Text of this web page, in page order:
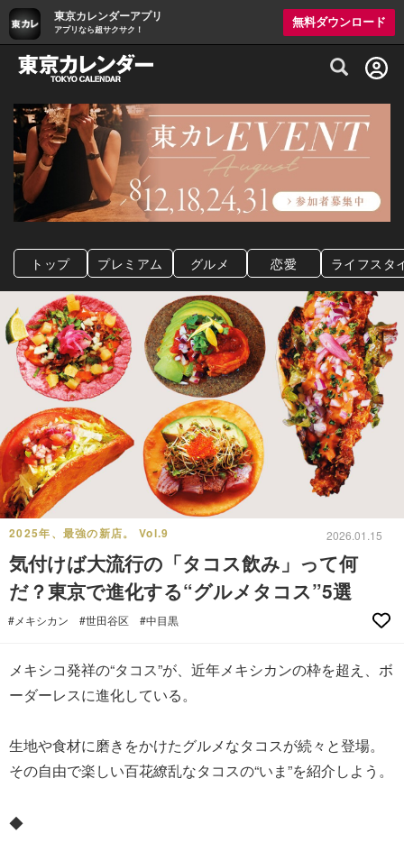
東京カレンダーアプリ
アプリなら超サクサク！
無料ダウンロード
グルメ情報・プレミアムレストラン予約
トップ プレミアム グルメ 恋愛 ライフスタ
2025年、最強の新店。 Vol.9 2026.01.15
気付けば大流行の「タコス飲み」って何
だ？東京で進化する“グルメタコス”5選
#メキシカン #世田谷区 #中目黒
メキシコ発祥の“タコス”が、近年メキシカンの枠を超え、ボ
ーダーレスに進化している。
生地や食材に磨きをかけたグルメなタコスが続々と登場。
その自由で楽しい百花繚乱なタコスの“いま”を紹介しよう。
◆